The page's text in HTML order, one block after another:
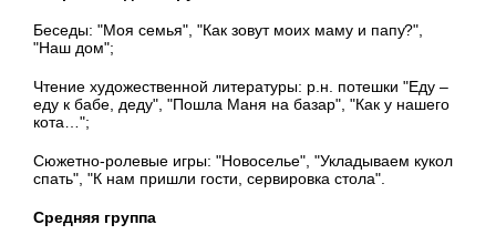
Беседы: "Моя семья", "Как зовут моих маму и папу?",
"Наш дом";
Чтение художественной литературы: р .н. потешки "Еду –
еду к бабе, деду", "Пошла Маня на базар", "Как у нашего
кота…";
Сюжетно-ролевые игры: "Новоселье", "Укладываем кукол
спать", "К нам пришли гости, сервировка стола".
Средняя группа